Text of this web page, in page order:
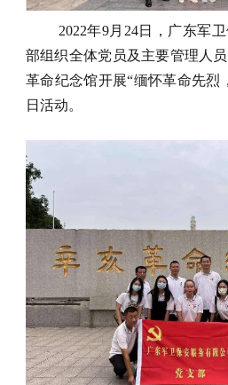
2022年9月 24日， 广东军
部组织全体党员及主要管理人员
革命纪念馆开展“缅怀革命先烈
日活动。